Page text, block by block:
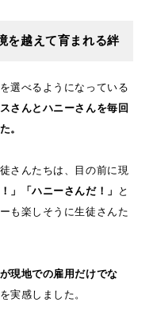
を越えて育まれる絆
選べるようになっている
さんとハニーさんを毎回
。
さんたちは、目の前に現
」「ハニーさんだ！」
と
も楽しそうに生徒さんた
現地での雇用だけでな
実感しました。